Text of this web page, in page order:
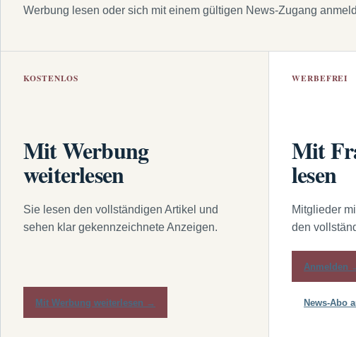
Werbung lesen oder sich mit einem gültigen News-Zugang
KOSTENLOS
Mit Werbung
weiterlesen
Sie lesen den vollständigen Artikel und
sehen klar gekennzeichnete Anzeigen.
Mit Werbung weiterlesen →
WERBEFREI
Mit
lesen
Mitglieder
den
Anmelden
News-Abo